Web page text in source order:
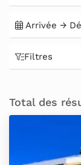
Filtres
Total des